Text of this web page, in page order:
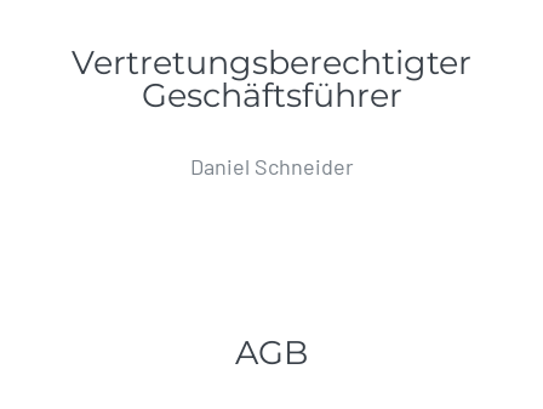
Vertretungsberechtigter
Geschäftsführer
Daniel Schneider
AGB